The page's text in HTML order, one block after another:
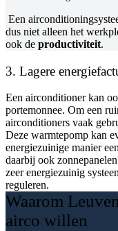
Een
dus niet alleen het
ook de productiviteit.
3. Lagere
Een airconditioner kan
portemonnee. Om een
airconditioners vaak
Deze warmtepomp kan
energiezuinige manier
daarbij ook
zeer energiezuinig
reguleren.
Waarom
airco willen